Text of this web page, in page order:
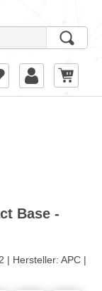
Base -
| Hersteller: APC |